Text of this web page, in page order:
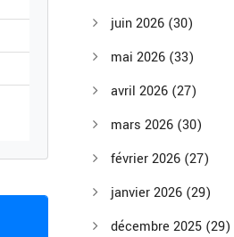
juin 2026 (30)
mai 2026 (33)
avril 2026 (27)
mars 2026 (30)
février 2026 (27)
janvier 2026 (29)
décembre 2025 (29)